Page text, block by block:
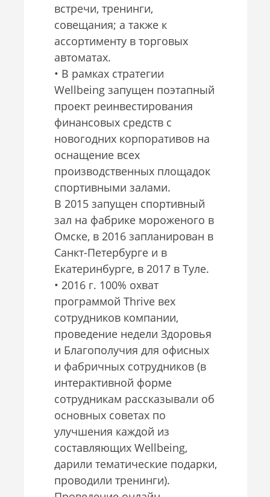
встречи, тренинги,
совещания; а также к
ассортименту в торговых
автоматах.
• В рамках стратегии
Wellbeing запущен поэтапный
проект реинвестирования
финансовых средств с
новогодних корпоративов на
оснащение всех
производственных площадок
спортивными залами.
В 2015 запущен спортивный
зал на фабрике мороженого в
Омске, в 2016 запланирован в
Санкт-Петербурге и в
Екатеринбурге, в 2017 в Туле.
• 2016 г. 100% охват
программой Thrive вех
сотрудников компании,
проведение недели Здоровья
и Благополучия для офисных
и фабричных сотрудников (в
интерактивной форме
сотрудникам рассказывали об
основных советах по
улучшения каждой из
составляющих Wellbeing,
дарили тематические подарки,
проводили тренинги).